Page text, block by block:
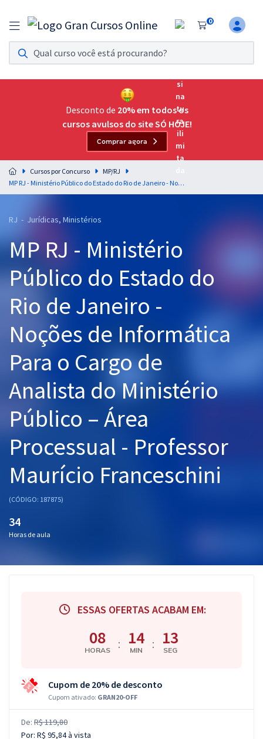
0
Assinatura Ilimitada 11
Acesso a todos os cursos. Teste grátis por 7 dias!
Assinatura OAB Até Passar
Acesso ilimitado a toda preparação para o Exame da
Residências Multiprofissionais
Preparação completa e intensiva para as principais
residências em saúde do Brasil
Cursos 20% OFF
Pós
Graduação
OAB
Questões grátis
Conteúdo gratuito
Aprovados
Desconto de 20% em todos os
cursos avulsos do site SÓ HOJE!
Comprar agora
Cursos por Concurso
MP/RJ
MP RJ - Ministério Público do Estado do Rio de Janeiro - Noções de Informática Para o Cargo de Analista do Ministério Público – Área Processual - Professor Maurício Franceschini
RJ - Jurídicas, Ministérios
MP RJ - Ministério
Público do Estado do
Rio de Janeiro -
Noções de Informática
Para o Cargo de
Analista do Ministério
Público – Área
Processual - Professor
Maurício Franceschini
(CÓDIGO: 187875)
34
Horas de aula
ESSAS OFERTAS ACABAM EM:
08
HORAS : 14
MIN : 12
SEG
Cupom de 20% de desconto
Cupom ativado: GRAN20-OFF
De: R$ 119,80
Por: R$ 95,84à vista